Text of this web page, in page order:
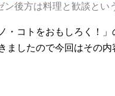
ン後方は料理と歓談とい
・コトをおもしろく！
ましたので今回はその